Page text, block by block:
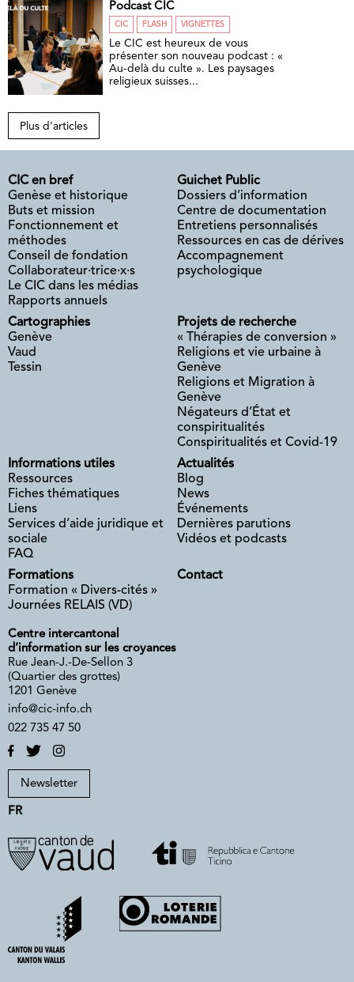
Podcast CIC
CIC FLASH VIGNETTES
Le CIC est heureux de vous
présenter son nouveau podcast : «
Au-delà du culte ». Les paysages
religieux suisses...
Plus d'articles
CIC en bref
Genèse et historique
Buts et mission
Fonctionnement et
méthodes
Conseil de fondation
Collaborateur·trice·x·s
Le CIC dans les médias
Rapports annuels
Guichet Public
Dossiers d’information
Centre de documentation
Entretiens personnalisés
Ressources en cas de dérives
Accompagnement
psychologique
Cartographies
Genève
Vaud
Tessin
Projets de recherche
« Thérapies de conversion »
Religions et vie urbaine à
Genève
Religions et Migration à
Genève
Négateurs d’État et
conspiritualités
Conspiritualités et Covid-19
Informations utiles
Ressources
Fiches thématiques
Liens
Services d’aide juridique et
sociale
FAQ
Actualités
Blog
News
Événements
Dernières parutions
Vidéos et podcasts
Formations
Formation « Divers-cités »
Journées RELAIS (VD)
Contact
Centre intercantonal
d’information sur les croyances
Rue Jean-J.-De-Sellon 3
(Quartier des grottes)
1201 Genève
info@cic-info.ch
022 735 47 50
Newsletter
FR